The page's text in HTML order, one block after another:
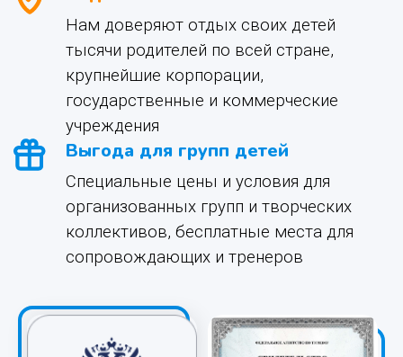
Нам доверяют отдых своих детей
тысячи родителей по всей стране,
крупнейшие корпорации,
государственные и коммерческие
учреждения
Выгода для групп детей
Специальные цены и условия для
организованных групп и творческих
коллективов, бесплатные места для
сопровождающих и тренеров
Privacy notice